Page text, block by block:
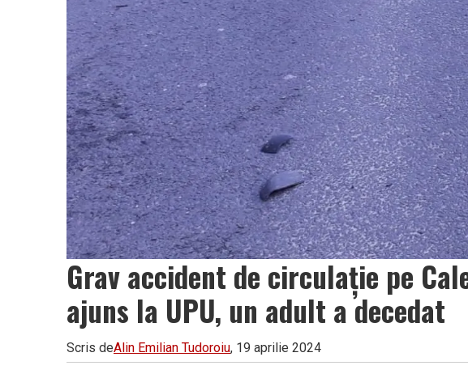
Grav accident de circulație pe
ajuns la UPU, un adult a decedat
Scris deAlin Emilian Tudoroiu, 19 aprilie 2024